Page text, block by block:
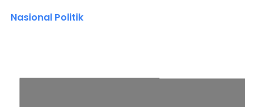
Nasional Politik